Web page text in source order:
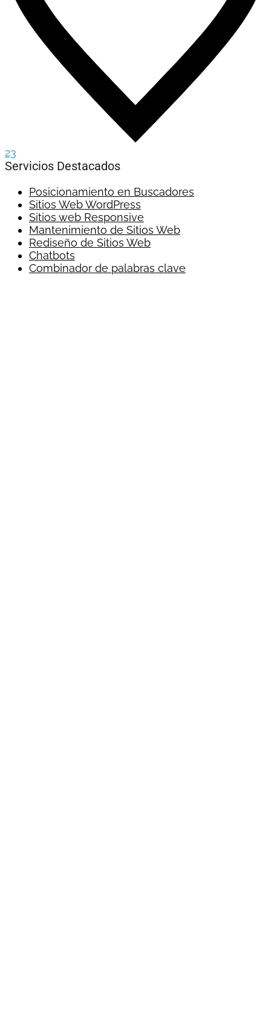
23
Servicios Destacados
Posicionamiento en Buscadores
Sitios Web WordPress
Sitios web Responsive
Mantenimiento de Sitios Web
Rediseño de Sitios Web
Chatbots
Combinador de palabras clave